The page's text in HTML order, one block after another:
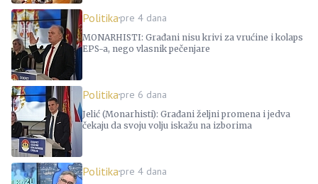
Politika pre 4 dana
MONARHISTI: Građani nisu krivi za vrućine i kolaps
EPS-a, nego vlasnik pečenjare
Politika pre 6 dana
Jelić (Monarhisti): Građani željni promena i jedva
čekaju da svoju volju iskažu na izborima
Politika pre 4 dana